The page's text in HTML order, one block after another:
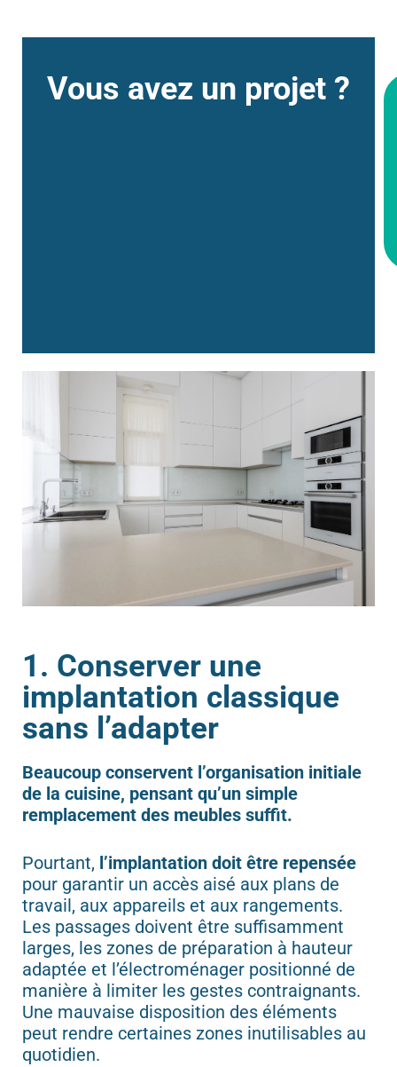
Vous avez un projet ?
1. Conserver une
implantation classique
sans l’adapter
Beaucoup conservent l’organisation initiale
de la cuisine, pensant qu’un simple
remplacement des meubles suffit.
Pourtant, l’implantation doit être repensée
pour garantir un accès aisé aux plans de
travail, aux appareils et aux rangements.
Les passages doivent être suffisamment
larges, les zones de préparation à hauteur
adaptée et l’électroménager positionné de
manière à limiter les gestes contraignants.
Une mauvaise disposition des éléments
peut rendre certaines zones inutilisables au
quotidien.